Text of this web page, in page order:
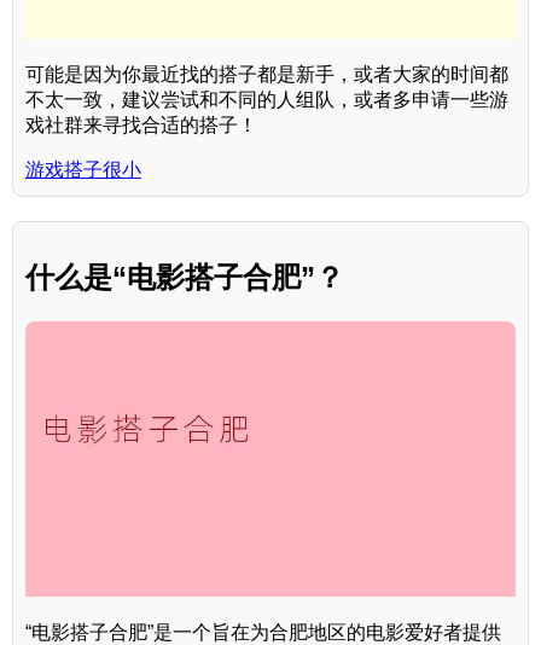
可能是因为你最近找的搭子都是新手，或者大家的时间都
不太一致，建议尝试和不同的人组队，或者多申请一些游
戏社群来寻找合适的搭子！
游戏搭子很小
什么是“电影搭子合肥”？
“电影搭子合肥”是一个旨在为合肥地区的电影爱好者提供